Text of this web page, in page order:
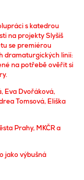
s katedrou
na projekty Slyšíš
se premiérou
dramaturgických linií:
na potřebě ověřit si
Eva Dvořáková,
Tomsová, Eliška
Prahy, MKČR a
jako výbušná